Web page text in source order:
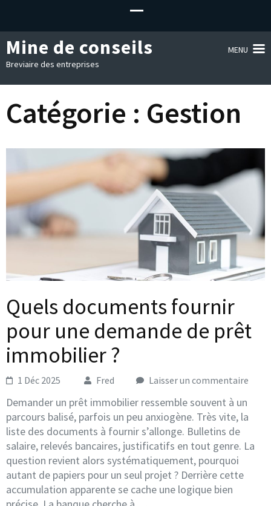
Mine de conseils
Breviaire des entreprises
MENU
Catégorie : Gestion
Quels documents fournir
pour une demande de prêt
immobilier ?
1 Déc 2025 Fred Laisser un commentaire
Demander un prêt immobilier ressemble souvent à un
parcours balisé, parfois un peu anxiogène. Très vite, la
liste des documents à fournir s’allonge. Bulletins de
salaire, relevés bancaires, justificatifs en tout genre. La
question revient alors systématiquement, pourquoi
autant de papiers pour un seul projet ? Derrière cette
accumulation apparente se cache une logique bien